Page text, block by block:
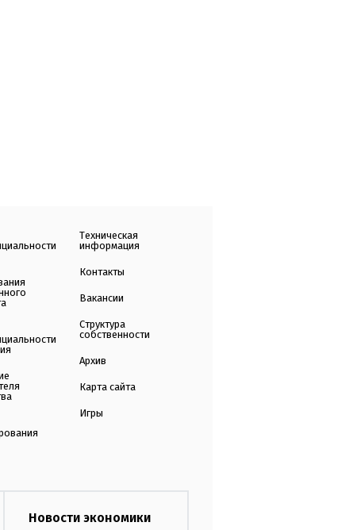
Техническая
информация
Контакты
Вакансии
Структура
собственности
Архив
Карта сайта
Игры
Новости экономики